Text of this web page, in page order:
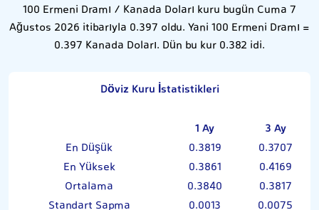
100 Ermeni Dramı / Kanada Doları kuru bugün Cuma 7
Ağustos 2026 itibarıyla 0.397 oldu. Yani 100 Ermeni Dramı =
0.397 Kanada Doları. Dün bu kur 0.382 idi.
Döviz Kuru İstatistikleri
1 Ay
3 Ay
En Düşük
0.3819
0.3707
En Yüksek
0.3861
0.4169
Ortalama
0.3840
0.3817
Standart Sapma
0.0013 0.0075